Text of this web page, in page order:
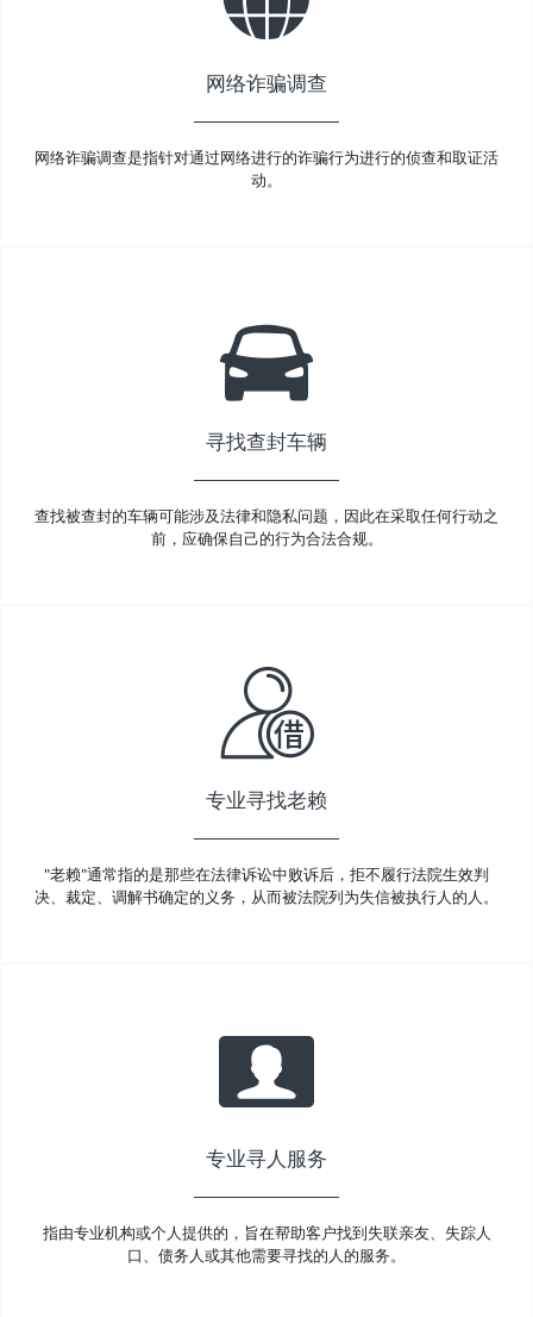
网络诈骗调查
网络诈骗调查是指针对通过网络进行的诈骗行为进行的侦查和取证活
动。
寻找查封车辆
查找被查封的车辆可能涉及法律和隐私问题，因此在采取任何行动之
前，应确保自己的行为合法合规。
专业寻找老赖
"老赖"通常指的是那些在法律诉讼中败诉后，拒不履行法院生效判
决、裁定、调解书确定的义务，从而被法院列为失信被执行人的人。
专业寻人服务
指由专业机构或个人提供的，旨在帮助客户找到失联亲友、失踪人
口、债务人或其他需要寻找的人的服务。